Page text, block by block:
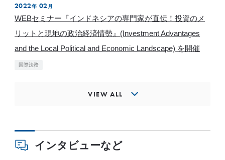
2022 年 02 月
WEBセミナー『インドネシアの専門家が直伝！投資のメ
リットと現地の政治経済情勢』(Investment Advantages
and the Local Political and Economic Landscape) を開催
国際法務
VIEW ALL
インタビューなど